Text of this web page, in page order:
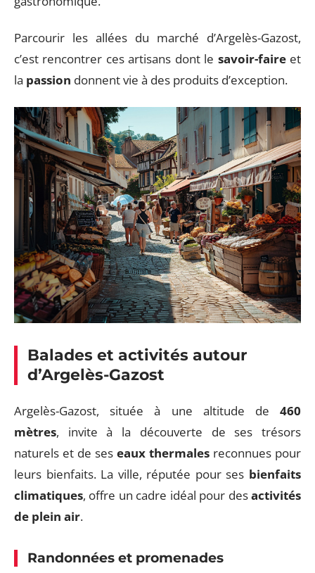
Parcourir les allées du marché d’Argelès-Gazost,
c’est rencontrer ces artisans dont le savoir-faireet
la passion donnent vie à des produits d’exception.
Balades et activités autour
d’Argelès-Gazost
Argelès-Gazost, située à une altitude de 460
mètres, invite à la découverte de ses trésors
naturels et de ses eaux thermales reconnues pour
leurs bienfaits. La ville, réputée pour ses bienfaits
climatiques, offre un cadre idéal pour desactivités
de plein air.
Randonnées et promenades